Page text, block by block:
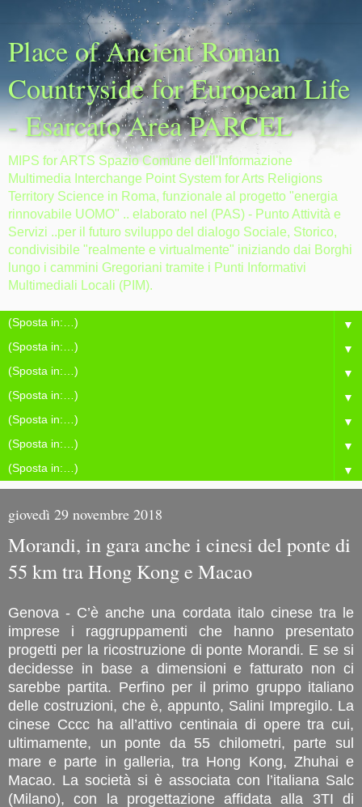
Place of Ancient Roman
Countryside for European Life
- Esarcato Area PARCEL
MIPS for ARTS Spazio Comune dell'Informazione
Multimedia Interchange Point System for Arts Religions
Territory Science in Roma, funzionale al progetto "energia
rinnovabile UOMO" .. elaborato nel (PAS) - Punto Attività e
Servizi ..per il futuro sviluppo del dialogo Sociale, Storico,
condivisibile "realmente e virtualmente" iniziando dai Borghi
lungo i cammini Gregoriani tramite i Punti Informativi
Multimediali Locali (PIM).
▼
▼
▼
▼
▼
▼
▼
giovedì 29 novembre 2018
Morandi, in gara anche i cinesi del ponte di
55 km tra Hong Kong e Macao
Genova - C’è anche una cordata italo cinese tra le
imprese i raggruppamenti che hanno presentato
progetti per la ricostruzione di ponte Morandi. E se si
decidesse in base a dimensioni e fatturato non ci
sarebbe partita. Perfino per il primo gruppo italiano
delle costruzioni, che è, appunto, Salini Impregilo. La
cinese Cccc ha all’attivo centinaia di opere tra cui,
ultimamente, un ponte da 55 chilometri, parte sul
mare e parte in galleria, tra Hong Kong, Zhuhai e
Macao. La società si è associata con l’italiana Salc
(Milano), con la progettazione affidata alla 3TI di